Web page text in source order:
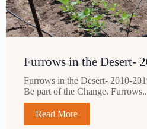
Furrows in the Desert-
Furrows in the Desert- 2010-
Be part of the Change.
Read More